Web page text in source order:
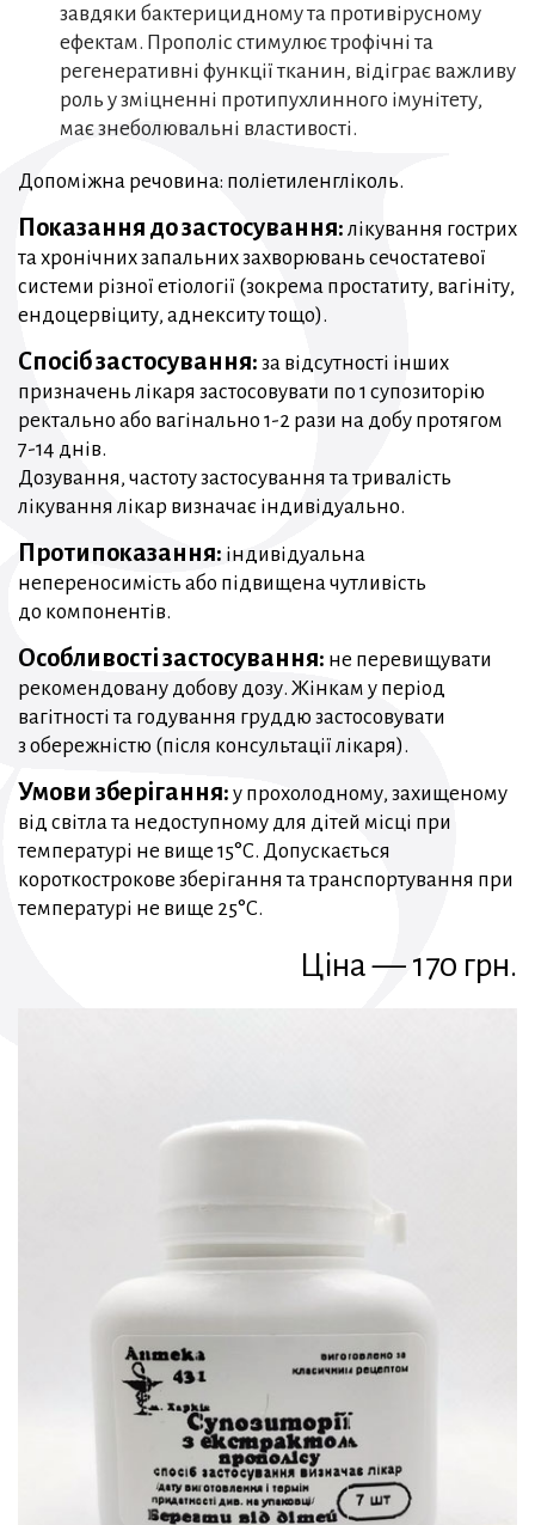
завдяки бактерицидному та противірусному
ефектам. Прополіс стимулює трофічні та
регенеративні функції тканин, відіграє важливу
роль у зміцненні протипухлинного імунітету,
має знеболювальні властивості.
Допоміжна речовина: поліетиленгліколь.
Показання до застосування: лікування гострих
та хронічних запальних захворювань сечостатевої
системи різної етіології (зокрема простатиту, вагініту,
ендоцервіциту, аднекситу тощо).
Спосіб застосування: за відсутності інших
призначень лікаря застосовувати по 1 супозиторію
ректально або вагінально 1-2 рази на добу протягом
7-14 днів.
Дозування, частоту застосування та тривалість
лікування лікар визначає індивідуально.
Протипоказання: індивідуальна
непереносимість або підвищена чутливість
до компонентів.
Особливості застосування: не перевищувати
рекомендовану добову дозу. Жінкам у період
вагітності та годування груддю застосовувати
з обережністю (після консультації лікаря).
Умови зберігання: у прохолодному, захищеному
від світла та недоступному для дітей місці при
температурі не вище 15°C. Допускається
короткострокове зберігання та транспортування при
температурі не вище 25°C.
Ціна — 170 грн.